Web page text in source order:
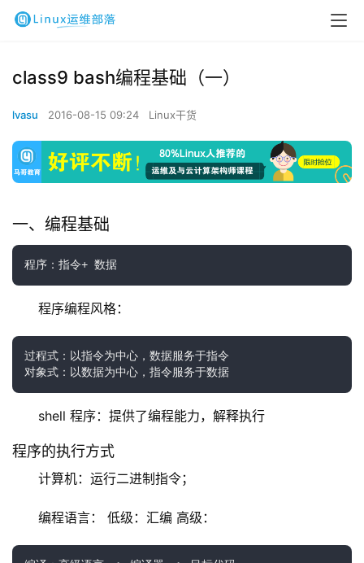
class9 bash编程基础（一）
lvasu 2016-08-15 09:24 Linux干货
一、编程基础
程序：指令+ 数据
程序编程风格：
过程式：以指令为中心，数据服务于指令
对象式：以数据为中心，指令服务于数据
shell 程序：提供了编程能力，解释执行
程序的执行方式
计算机：运行二进制指令；
编程语言： 低级：汇编 高级：